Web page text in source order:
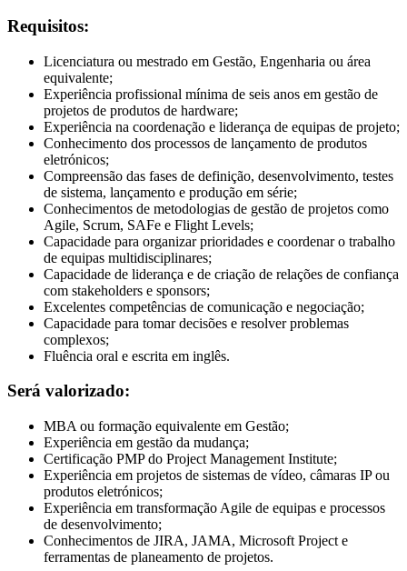
Requisitos:
Licenciatura ou mestrado em Gestão, Engenharia ou área
equivalente;
Experiência profissional mínima de seis anos em gestão de
projetos de produtos de hardware;
Experiência na coordenação e liderança de equipas de projeto;
Conhecimento dos processos de lançamento de produtos
eletrónicos;
Compreensão das fases de definição, desenvolvimento, testes
de sistema, lançamento e produção em série;
Conhecimentos de metodologias de gestão de projetos como
Agile, Scrum, SAFe e Flight Levels;
Capacidade para organizar prioridades e coordenar o trabalho
de equipas multidisciplinares;
Capacidade de liderança e de criação de relações de confiança
com stakeholders e sponsors;
Excelentes competências de comunicação e negociação;
Capacidade para tomar decisões e resolver problemas
complexos;
Fluência oral e escrita em inglês.
Será valorizado:
MBA ou formação equivalente em Gestão;
Experiência em gestão da mudança;
Certificação PMP do Project Management Institute;
Experiência em projetos de sistemas de vídeo, câmaras IP ou
produtos eletrónicos;
Experiência em transformação Agile de equipas e processos
de desenvolvimento;
Conhecimentos de JIRA, JAMA, Microsoft Project e
ferramentas de planeamento de projetos.